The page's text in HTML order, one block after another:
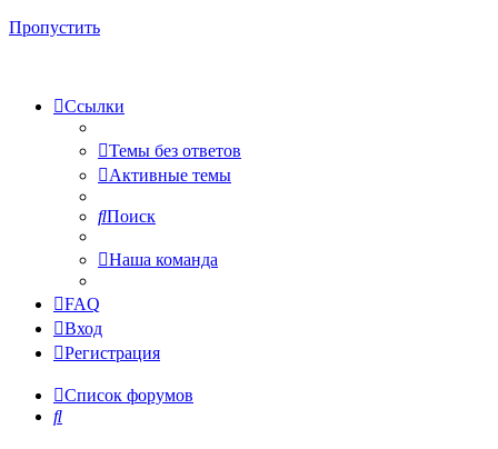
Пропустить
Ссылки
Темы без ответов
Активные темы
Поиск
Наша команда
FAQ
Вход
Регистрация
Список форумов
Поиск